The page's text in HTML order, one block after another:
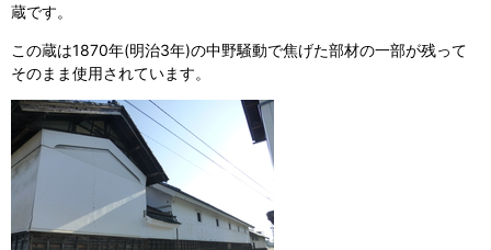
蔵です。
この蔵は1870年(明治3年)の中野騒動で焦げた部材の一部が残って
そのまま使用されています。